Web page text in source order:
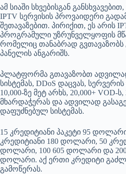
ამ სიაში სხვებისგან განსხვავებით,
IPTV სერვისის პროვაიდერი
შეთავაზებით. პირიქით, ეს არის
პროგრამული უზრუნველყოფის
რომელიც თანაბრად გვთავაზობს
პანელის ანგარიშს.
პლატფორმა გთავაზობთ
სისტემას, DDoS დაცვას, სერვერის
10,000-ზე მეტ არხს, 20,000+ VOD-
მხარდაჭერას და ადვილად
დაფუძნებულ სისტემას.
15 კრედიტიანი პაკეტი 95
კრედიტიანი 180 დოლარი, 50
დოლარი, 100 605 დოლარი და 200
დოლარი. აქ ერთი კრედიტი
გამოწერას.